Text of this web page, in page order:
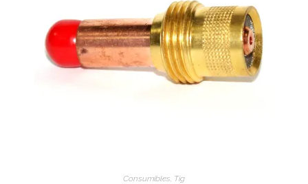
Consumibles Tig